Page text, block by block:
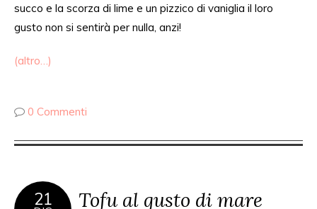
succo e la scorza di lime e un pizzico di vaniglia il loro
gusto non si sentirà per nulla, anzi!
(altro…)
0 Commenti
21 Tofu al gusto di mare